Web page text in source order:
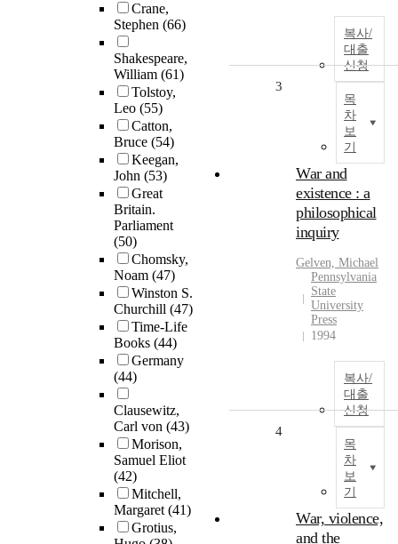
Crane,
Stephen (66)
Shakespeare,
William (61)
Tolstoy,
Leo (55)
Catton,
Bruce (54)
Keegan,
John (53)
Great
Britain.
Parliament
(50)
Chomsky,
Noam (47)
Winston S.
Churchill (47)
Time-Life
Books (44)
Germany
(44)
Clausewitz,
Carl von (43)
Morison,
Samuel Eliot
(42)
Mitchell,
Margaret(41)
Grotius,
복사/
대출
신청
목
차
보
기
3
War and
existence : a
philosophical
inquiry
Gelven, Michael
Pennsylvania
State
University
Press
1994
복사/
대출
신청
목
차
보
기
4
War, violence,
and the